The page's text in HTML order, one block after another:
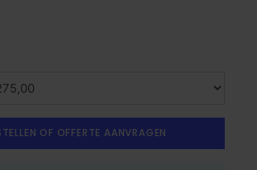
OF OFFERTE AANVRAGEN